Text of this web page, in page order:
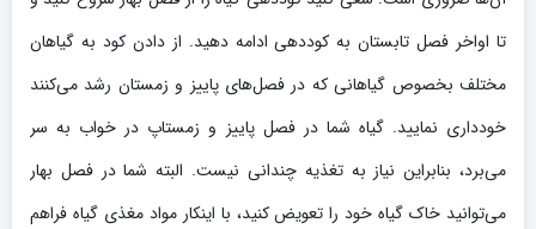
تا اواخر فصل تابستان به کوددهی ادامه دهید. از دادن کود به گیاهان
مختلف بخصوص گیاهانی که در فصل‌های پاییز و زمستان رشد می‌کنند
خودداری نمایید. گیاه شما در فصل پاییز و زمستاپ در خواب به سر
می‌برد، بنابراین نیاز به تغذیه چندانی نیست. البته شما در فصل بهار
می‌توانید خاک گیاه خود را تعویض کنید، با اینکار مواد مغذی گیاه فراهم